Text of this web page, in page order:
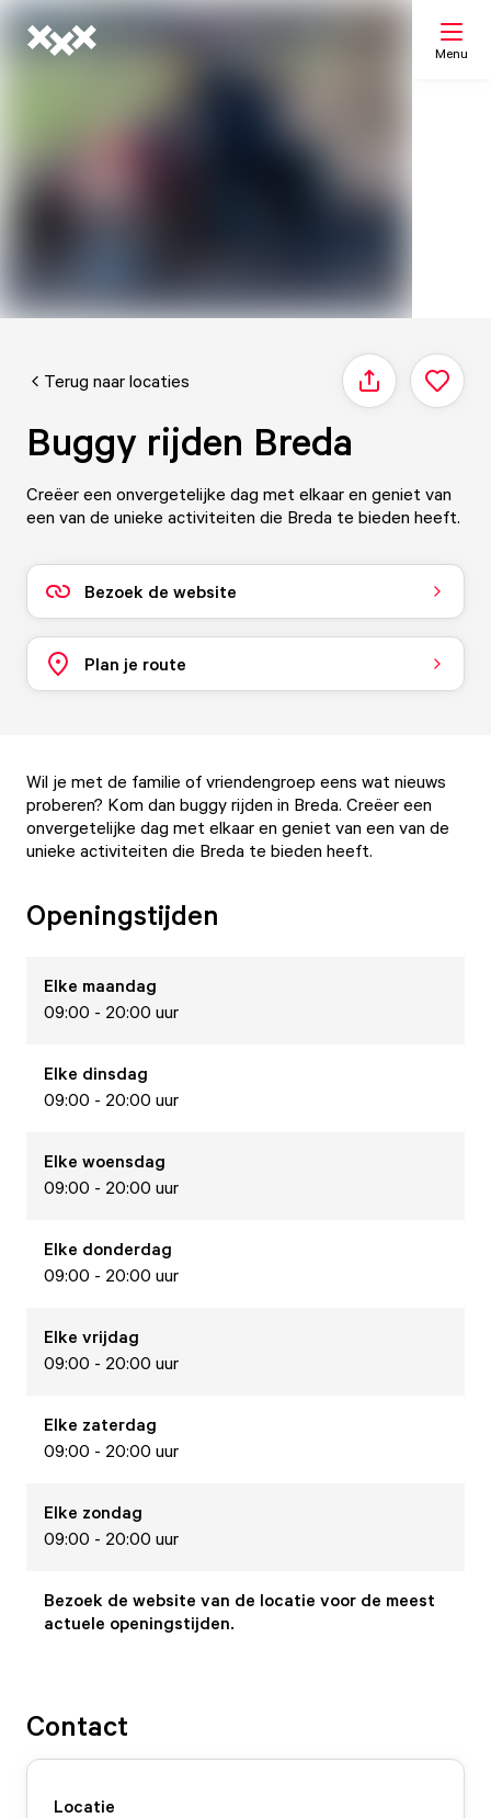
Menu
Terug naar locaties Delen
Buggy rijden Breda
Creëer een onvergetelijke dag met elkaar en geniet van
een van de unieke activiteiten die Breda te bieden heeft.
Bezoek de website
Plan je route
Wil je met de familie of vriendengroep eens wat nieuws
proberen? Kom dan buggy rijden in Breda. Creëer een
onvergetelijke dag met elkaar en geniet van een van de
unieke activiteiten die Breda te bieden heeft.
Openingstijden
Elke maandag
09:00 - 20:00 uur
Elke dinsdag
09:00 - 20:00 uur
Elke woensdag
09:00 - 20:00 uur
Elke donderdag
09:00 - 20:00 uur
Elke vrijdag
09:00 - 20:00 uur
Elke zaterdag
09:00 - 20:00 uur
Elke zondag
09:00 - 20:00 uur
Bezoek de website van de locatie voor de meest
actuele openingstijden.
Contact
Locatie